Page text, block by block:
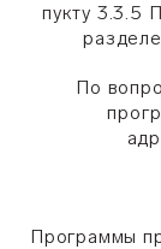
пукту 3.3.5
По
Программы